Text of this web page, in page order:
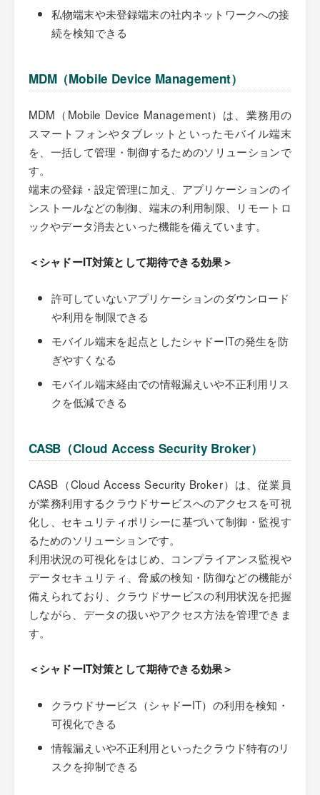
私物端末や未登録端末の社内ネットワークへの接
続を検知できる
MDM（Mobile Device Management）
MDM（Mobile Device Management）は、業務用の
スマートフォンやタブレットといったモバイル端末
を、一括して管理・制御するためのソリューションで
す。
端末の登録・設定管理に加え、アプリケーションのイ
ンストールなどの制御、端末の利用制限、リモートロ
ックやデータ消去といった機能を備えています。
＜シャドーIT対策として期待できる効果＞
許可していないアプリケーションのダウンロード
や利用を制限できる
モバイル端末を起点としたシャドーITの発生を防
ぎやすくなる
モバイル端末経由での情報漏えいや不正利用リス
クを低減できる
CASB（Cloud Access Security Broker）
CASB（Cloud Access Security Broker）は、従業員
が業務利用するクラウドサービスへのアクセスを可視
化し、セキュリティポリシーに基づいて制御・監視す
るためのソリューションです。
利用状況の可視化をはじめ、コンプライアンス監視や
データセキュリティ、脅威の検知・防御などの機能が
備えられており、クラウドサービスの利用状況を把握
しながら、データの扱いやアクセス方法を管理できま
す。
＜シャドーIT対策として期待できる効果＞
クラウドサービス（シャドーIT）の利用を検知・
可視化できる
情報漏えいや不正利用といったクラウド特有のリ
スクを抑制できる